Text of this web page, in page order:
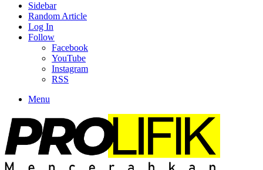
Sidebar
Random Article
Log In
Follow
Facebook
YouTube
Instagram
RSS
Menu